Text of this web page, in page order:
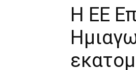
Η ΕΕ